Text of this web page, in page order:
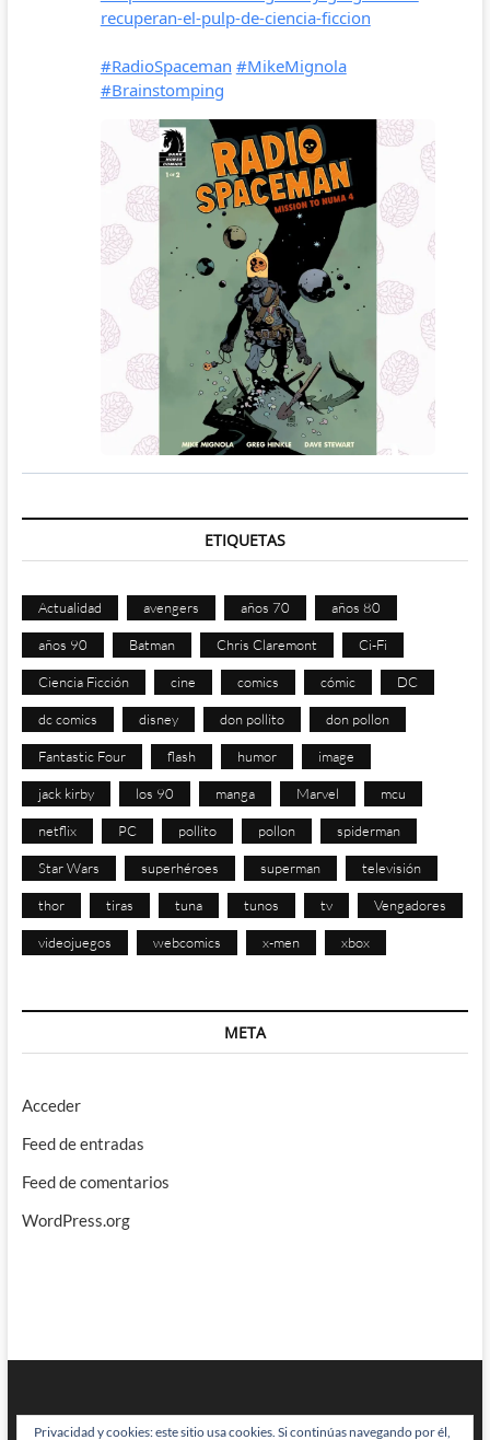
ETIQUETAS
Actualidad avengers años 70 años 80
años 90 Batman Chris Claremont Ci-Fi
Ciencia Ficción cine comics cómic DC
dc comics disney don pollito don pollon
Fantastic Four flash humor image
jack kirby los 90 manga Marvel mcu
netflix PC pollito pollon spiderman
Star Wars superhéroes superman televisión
thor tiras tuna tunos tv Vengadores
videojuegos webcomics x-men xbox
META
Acceder
Feed de entradas
Feed de comentarios
WordPress.org
Privacidad y cookies: este sitio usa cookies. Si continúas navegando por él,